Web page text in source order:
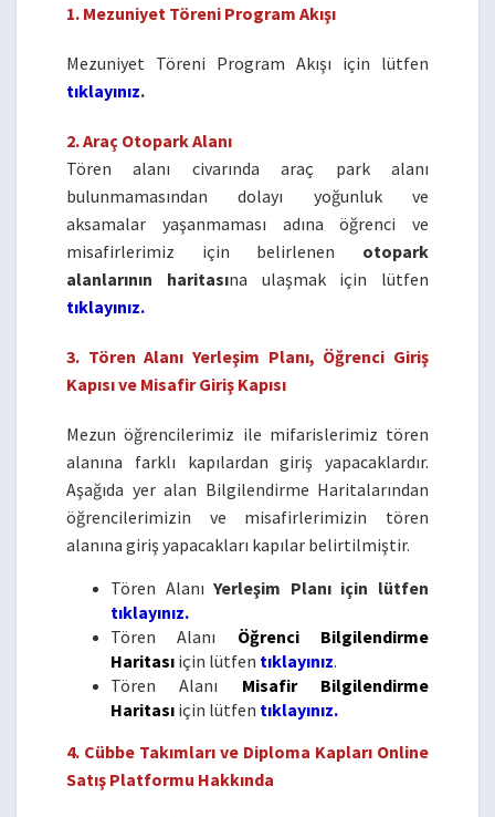
1. ​Mezuniyet Töreni Program Akışı
Mezuniyet Töreni Program Akışı için lütfen
tıklayınız.
2. Araç Otopark Alanı
Tören alanı civarında araç park alanı
bulunmamasından dolayı yoğunluk ve
aksamalar yaşanmaması adına öğrenci ve
misafirlerimiz için belirlenen otopark
alanlarının haritasına ulaşmak için lütfen
tıklayınız.
3. Tören Alanı Yerleşim Planı, Öğrenci Giriş
Kapısı ve Misafir Giriş Kapısı
Mezun öğrencilerimiz ile mifarislerimiz tören
alanına farklı kapılardan giriş yapacaklardır.
Aşağıda yer alan Bilgilendirme Haritalarından
öğrencilerimizin ve misafirlerimizin tören
alanına giriş yapacakları kapılar belirtilmiştir.
Tören AlanıYerleşim Planı için lütfen
tıklayınız.
Tören Alanı Öğrenci Bilgilendirme
Haritası için lütfen tıklayınız.
Tören Alanı Misafir Bilgilendirme
Haritası için lütfen tıklayınız.
4. Cübbe Takımları ve Diploma Kapları Online
Satış Platformu Hakkında